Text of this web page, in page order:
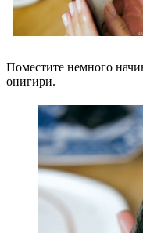
Поместите немного
онигири.